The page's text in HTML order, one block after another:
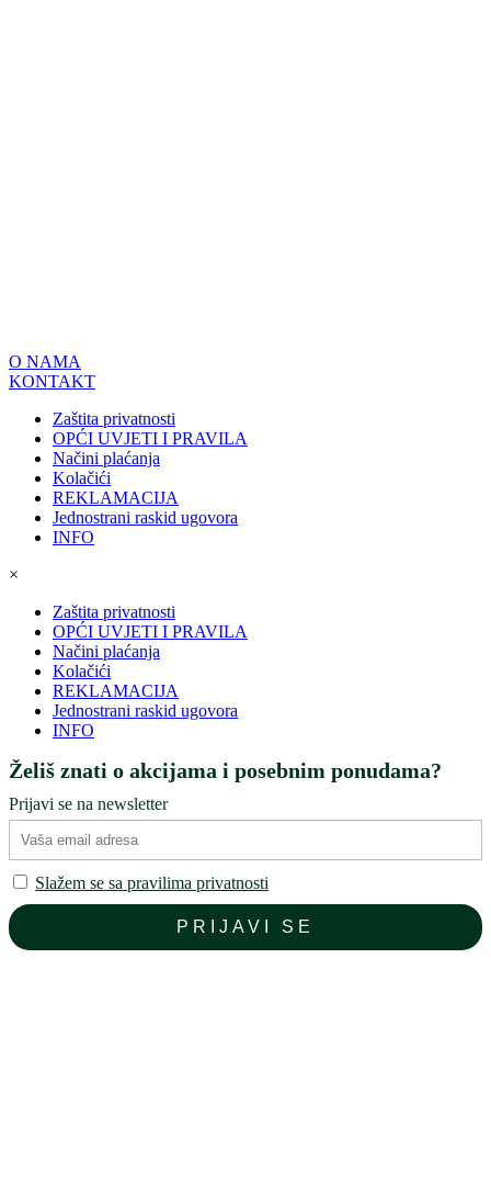
O NAMA
KONTAKT
Zaštita privatnosti
OPĆI UVJETI I PRAVILA
Načini plaćanja
Kolačići
REKLAMACIJA
Jednostrani raskid ugovora
INFO
×
Zaštita privatnosti
OPĆI UVJETI I PRAVILA
Načini plaćanja
Kolačići
REKLAMACIJA
Jednostrani raskid ugovora
INFO
Želiš znati o akcijama i posebnim ponudama?
Prijavi se na newsletter
Slažem se sa pravilima privatnosti